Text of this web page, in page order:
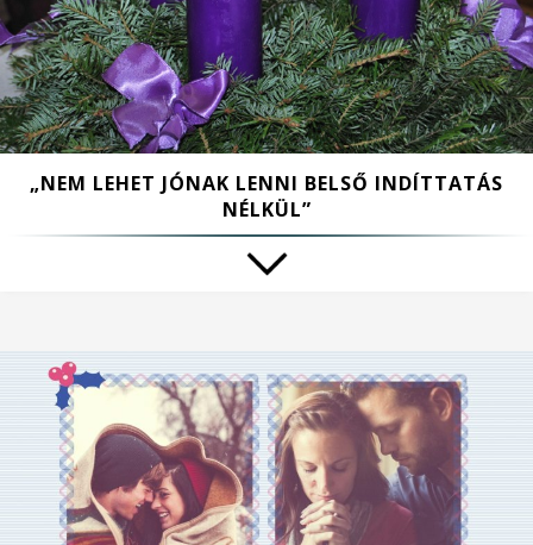
„NEM LEHET JÓNAK LENNI BELSŐ INDÍTTATÁS
NÉLKÜL”